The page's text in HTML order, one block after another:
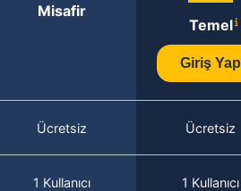
Misafir
Temel
Giriş Yap
Ücretsiz Ücretsiz
1 Kullanıcı 1 Kullanıcı